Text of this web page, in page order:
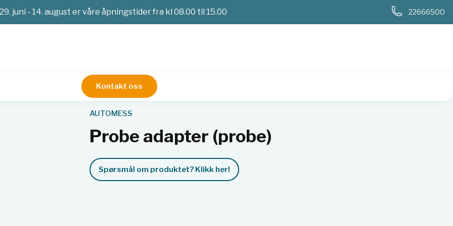
29. juni - 14. august er våre åpningstider fra kl 08.00 til 15.00 22666500
Kontakt oss
Alfa-Beta-Gammastråling
AUTOMESS
Probe adapter (probe)
Spørsmål om produktet? Klikk her!